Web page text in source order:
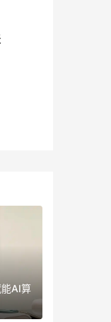
AI算